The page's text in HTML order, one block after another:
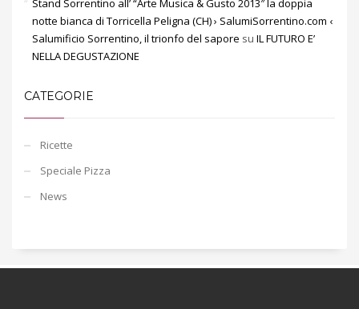
Stand Sorrentino all’ “Arte Musica & Gusto 2013″ la doppia
notte bianca di Torricella Peligna (CH) › SalumiSorrentino.com ‹
Salumificio Sorrentino, il trionfo del sapore su IL FUTURO E’
NELLA DEGUSTAZIONE
CATEGORIE
Ricette
Speciale Pizza
News